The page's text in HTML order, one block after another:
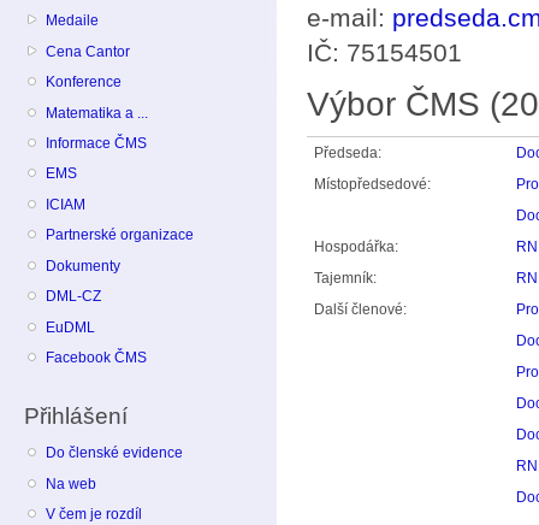
Medaile
Cena Cantor
Konference
Matematika a ...
Informace ČMS
EMS
ICIAM
Partnerské organizace
Dokumenty
DML-CZ
EuDML
Facebook ČMS
Přihlášení
Do členské evidence
Na web
V čem je rozdíl
e-mail:
IČ: 75154501
Výbor ČMS
Předseda:
Místopředsedové:
Hospodářka:
Tajemník:
Další členové: